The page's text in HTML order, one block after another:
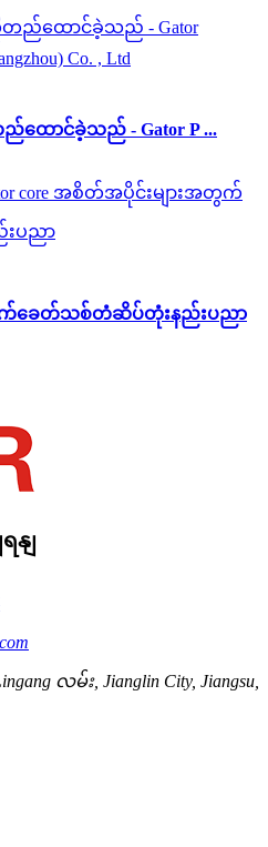
ာင်ခဲ့သည် - Gator P ...
တွက်ခေတ်သစ်တံဆိပ်တုံးနည်းပညာ
နျ
လမ်း, Jianglin City, Jiangsu,